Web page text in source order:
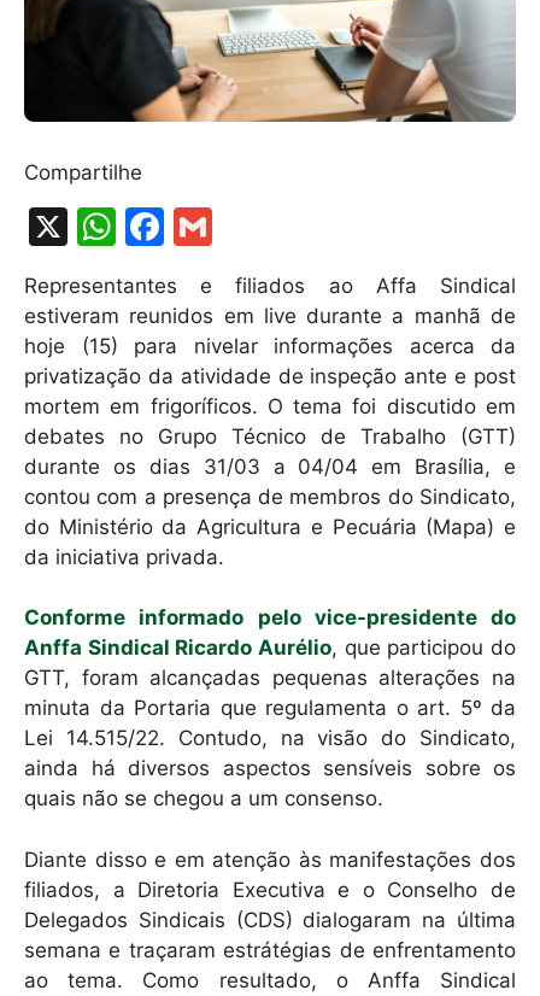
Compartilhe
X
W
at
s
A
p
p
F
c
e
b
o
o
k
ai
l
Representantes e filiados ao Affa Sindical
estiveram reunidos em live durante a manhã de
hoje (15) para nivelar informações acerca da
privatização da atividade de inspeção ante e post
mortem em frigoríficos. O tema foi discutido em
debates no Grupo Técnico de Trabalho (GTT)
durante os dias 31/03 a 04/04 em Brasília, e
contou com a presença de membros do Sindicato,
do Ministério da Agricultura e Pecuária (Mapa) e
da iniciativa privada.
Conforme informado pelo vice-presidente do
Anffa Sindical Ricardo Aurélio, que participou do
GTT, foram alcançadas pequenas alterações na
minuta da Portaria que regulamenta o art. 5º da
Lei 14.515/22. Contudo, na visão do Sindicato,
ainda há diversos aspectos sensíveis sobre os
quais não se chegou a um consenso.
Diante disso e em atenção às manifestações dos
filiados, a Diretoria Executiva e o Conselho de
Delegados Sindicais (CDS) dialogaram na última
semana e traçaram estrátégias de enfrentamento
ao tema. Como resultado, o Anffa Sindical